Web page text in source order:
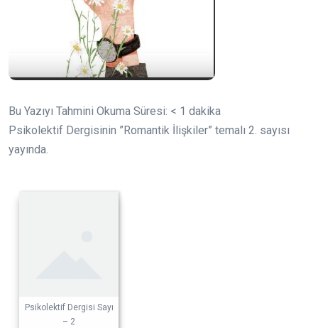
Bu Yazıyı Tahmini Okuma Süresi: < 1 dakika
Psikolektif Dergisinin ”Romantik İlişkiler” temalı 2. sayısı
yayında.
Psikolektif Dergisi Sayı
– 2